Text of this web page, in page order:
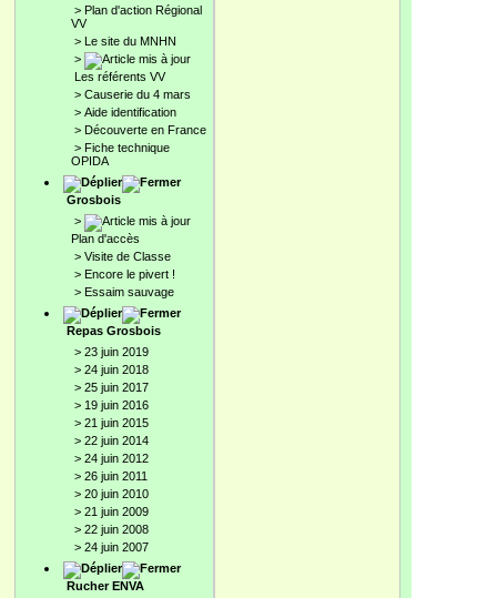
> Plan d'action Régional
VV
> Le site du MNHN
>
Les référents VV
> Causerie du 4 mars
> Aide identification
> Découverte en France
> Fiche technique
OPIDA
Grosbois
>
Plan d'accès
> Visite de Classe
> Encore le pivert !
> Essaim sauvage
Repas Grosbois
> 23 juin 2019
> 24 juin 2018
> 25 juin 2017
> 19 juin 2016
> 21 juin 2015
> 22 juin 2014
> 24 juin 2012
> 26 juin 2011
> 20 juin 2010
> 21 juin 2009
> 22 juin 2008
> 24 juin 2007
Rucher ENVA